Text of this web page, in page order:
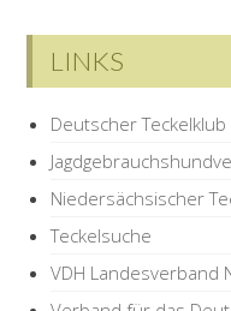
LINKS
Deutscher
Niedersächsischer
Teckelsuche
VDH Landesverband